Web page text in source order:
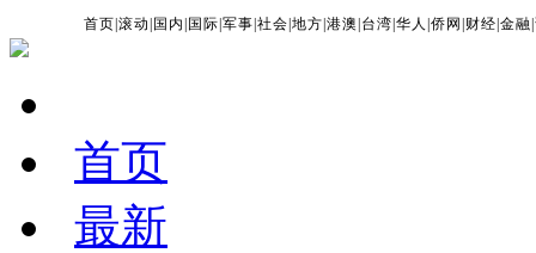
首页 |滚动 国内 国际 |军事 |社会 |地方 |港澳 台湾 |华人 |侨网 财经 |金融 |
首页
最新